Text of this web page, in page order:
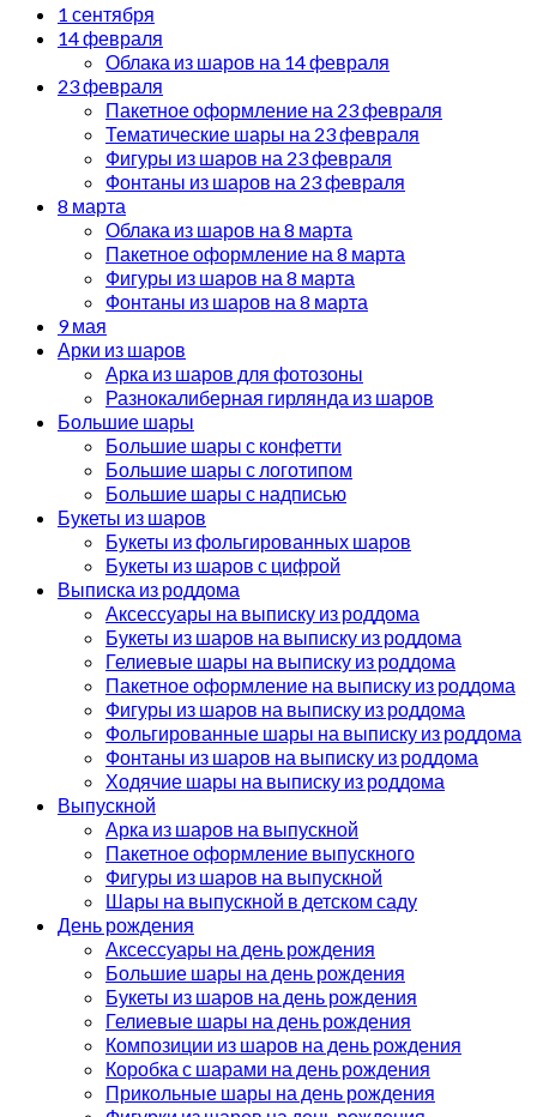
1 сентября
14 февраля
Облака из шаров на 14 февраля
23 февраля
Пакетное оформление на 23 февраля
Тематические шары на 23 февраля
Фигуры из шаров на 23 февраля
Фонтаны из шаров на 23 февраля
8 марта
Облака из шаров на 8 марта
Пакетное оформление на 8 марта
Фигуры из шаров на 8 марта
Фонтаны из шаров на 8 марта
9 мая
Арки из шаров
Арка из шаров для фотозоны
Разнокалиберная гирлянда из шаров
Большие шары
Большие шары с конфетти
Большие шары с логотипом
Большие шары с надписью
Букеты из шаров
Букеты из фольгированных шаров
Букеты из шаров с цифрой
Выписка из роддома
Аксессуары на выписку из роддома
Букеты из шаров на выписку из роддома
Гелиевые шары на выписку из роддома
Пакетное оформление на выписку из роддома
Фигуры из шаров на выписку из роддома
Фольгированные шары на выписку из роддома
Фонтаны из шаров на выписку из роддома
Ходячие шары на выписку из роддома
Выпускной
Арка из шаров на выпускной
Пакетное оформление выпускного
Фигуры из шаров на выпускной
Шары на выпускной в детском саду
День рождения
Аксессуары на день рождения
Большие шары на день рождения
Букеты из шаров на день рождения
Гелиевые шары на день рождения
Композиции из шаров на день рождения
Коробка с шарами на день рождения
Прикольные шары на день рождения